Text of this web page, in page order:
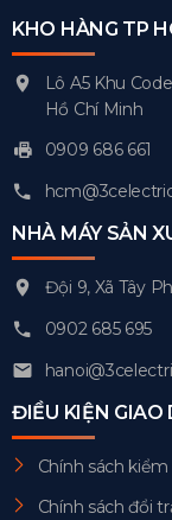
KHO HÀNG TP
Lô A5 Khu
Hồ Chí Minh
0909 686 661
NHÀ MÁY SẢN
Đội 9, Xã Tây
0902 685 695
ĐIỀU KIỆN GIAO
Chính sách
Chính sách đổi